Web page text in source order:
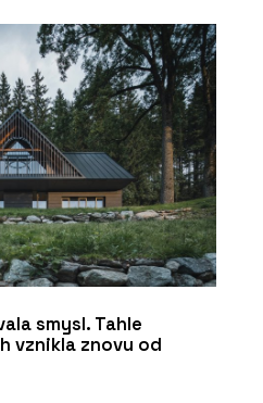
smysl. Tahle
vznikla znovu od